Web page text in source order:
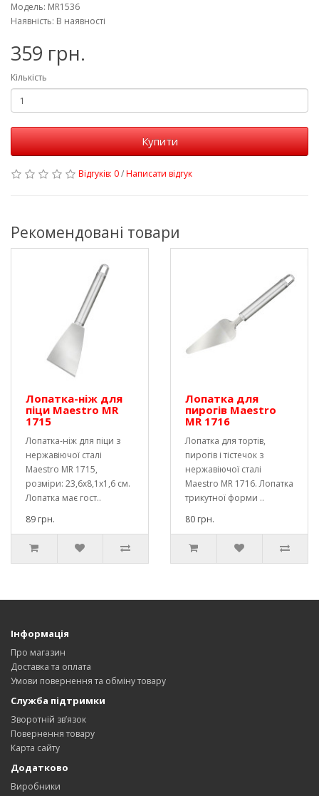
Модель: MR1536
Наявність: В наявності
359 грн.
Кількість
Купити
Відгуків: 0/Написати відгук
Рекомендовані товари
Лопатка-ніж для
піци Maestro MR
1715
Лопатка-ніж для піци з
нержавіючої сталі
Maestro MR 1715,
розміри: 23,6х8,1х1,6 см.
Лопатка має гост..
89 грн.
Лопатка для
пирогів Maestro
MR 1716
Лопатка для тортів,
пирогів і тістечок з
нержавіючої сталі
Maestro MR 1716. Лопатка
трикутної форми ..
80 грн.
Інформація
Про магазин
Доставка та оплата
Умови повернення та обміну товару
Служба підтримки
Зворотній зв’язок
Повернення товару
Карта сайту
Додатково
Виробники